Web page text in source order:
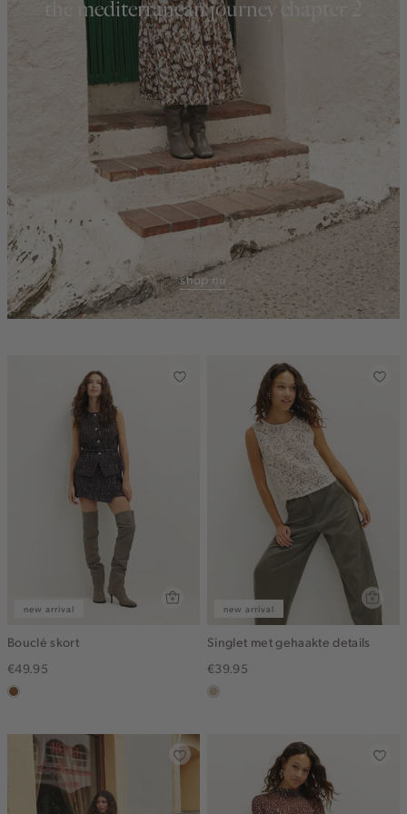
the mediterranean journey chapter 2
shop nu
new arrival
Bouclé skort
€49.95
deepmocca
new arrival
Singlet met gehaakte details
€39.95
lichtzand